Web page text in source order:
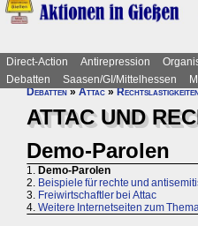
Direct-Action Antirepression
Debatten
Saasen/GI/Mittelhessen
Debatten»Attac»
ATTAC UND
Demo-Parolen
1. Demo-Parolen
2. Beispiele für rechte und
3. Freiwirtschaftler bei Attac
4. Weitere Internetseiten zum